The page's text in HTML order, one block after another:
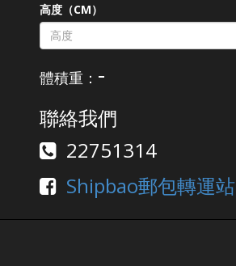
高度（CM）
體積重： -
聯絡我們
22751314
Shipbao郵包轉運站